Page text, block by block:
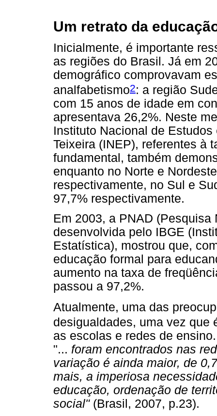
Um retrato da
Inicialmente, é importante
as regiões do Brasil. Já em
demográfico comprovavam
analfabetismo2: a região
com 15 anos de idade em
apresentava 26,2%. Neste
Instituto Nacional de
Teixeira (INEP), referentes à
fundamental, também
enquanto no Norte e
respectivamente, no Sul e
97,7% respectivamente.
Em 2003, a PNAD
desenvolvida pelo IBGE
Estatística), mostrou que,
educação formal para
aumento na taxa de
passou a 97,2%.
Atualmente, uma das
desigualdades, uma vez que
as escolas e redes de
"... foram encontrados nas
variação é ainda maior, de
mais, a imperiosa
educação, ordenação de
social"(Brasil, 2007, p.23).